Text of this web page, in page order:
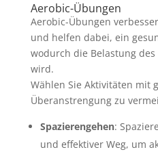
Aerobic-Übungen
Aerobic-Übungen
und helfen dabei, ein
wodurch die Belastung
wird.
Wählen Sie Aktivitäten mit
Überanstrengung zu
Spazierengehen:
und effektiver Weg, um